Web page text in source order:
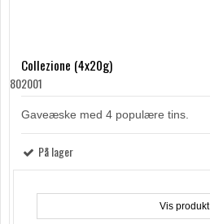
Collezione (4x20g)
802001
Gaveæske med 4 populære tins.
På lager
Vis produkt